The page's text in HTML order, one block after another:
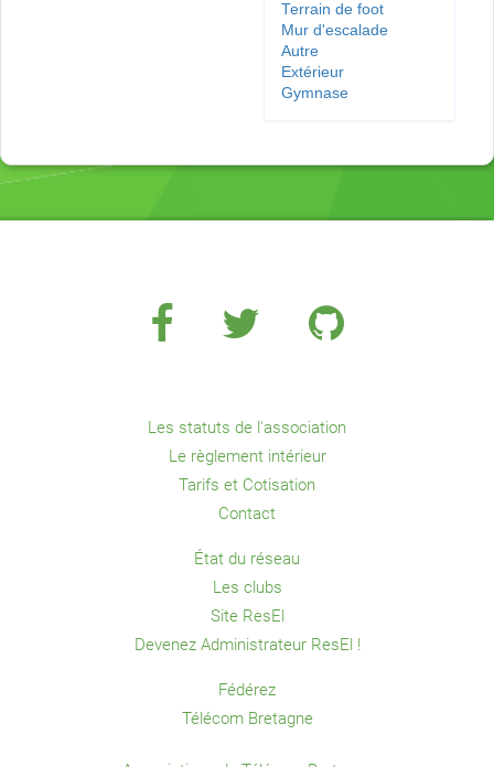
Terrain de foot
Mur d'escalade
Autre
Extérieur
Gymnase
Les statuts de l'association
Le règlement intérieur
Tarifs et Cotisation
Contact
État du réseau
Les clubs
Site ResEl
Devenez Administrateur ResEl !
Fédérez
Télécom Bretagne